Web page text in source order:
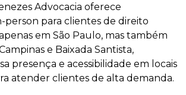
Advocacia oferece
para clientes de direito
em São Paulo, mas também
e Baixada Santista,
presença e acessibilidade em locais
atender clientes de alta demanda.